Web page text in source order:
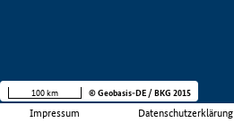
Impressum Datenschutzerklärung
100 km © Geobasis-DE / BKG 2015